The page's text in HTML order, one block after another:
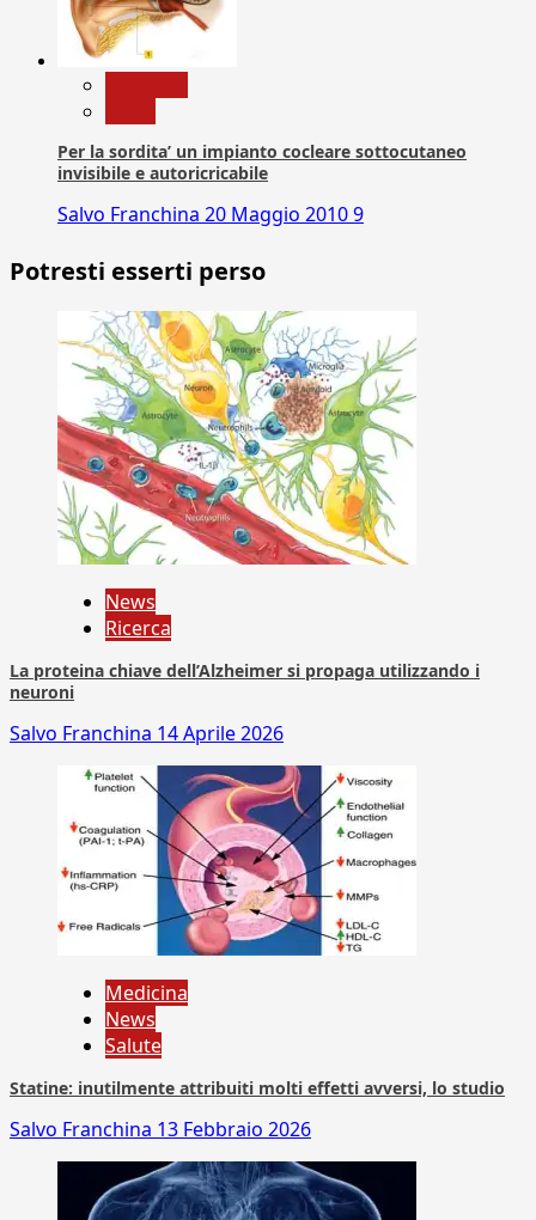
Per la sordita’ un impianto cocleare sottocutaneo
invisibile e autoricricabile
Salvo Franchina 20 Maggio 20109
Potresti esserti perso
News
Ricerca
La proteina chiave dell’Alzheimer si propaga utilizzando i
neuroni
Salvo Franchina 14 Aprile 2026
Medicina
News
Salute
Statine: inutilmente attribuiti molti effetti avversi, lo studio
Salvo Franchina 13 Febbraio 2026